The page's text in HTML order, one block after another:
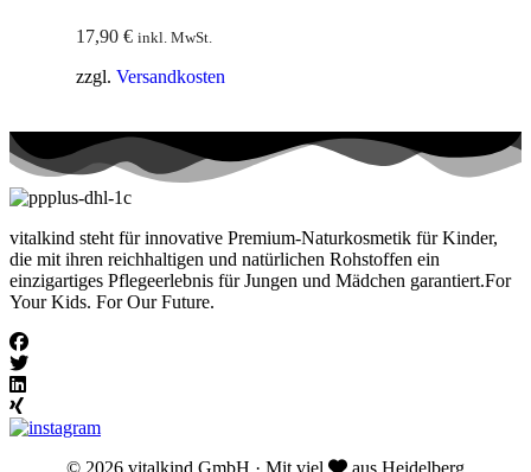
17,90 € inkl. MwSt.
zzgl. Versandkosten
vitalkind steht für innovative Premium-Naturkosmetik für Kinder,
die mit ihren reichhaltigen und natürlichen Rohstoffen ein
einzigartiges Pflegeerlebnis für Jungen und Mädchen garantiert.For
Your Kids. For Our Future.
© 2026 vitalkind GmbH · Mit viel
aus Heidelberg